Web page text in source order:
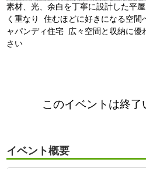
素材、光、余白を丁寧に設計した平
く重なり 住むほどに好きになる空
ャパンディ住宅 広々空間と収納に優
さい
このイベントは終了
イベント概要